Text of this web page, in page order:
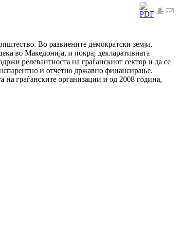
Во развиените демократски земји,
во Македонија, и покрај декларативната
релевантноста на граѓанскиот сектор и да се
и отчетно државно финансирање.
на граѓанските организации и од 2008 година,